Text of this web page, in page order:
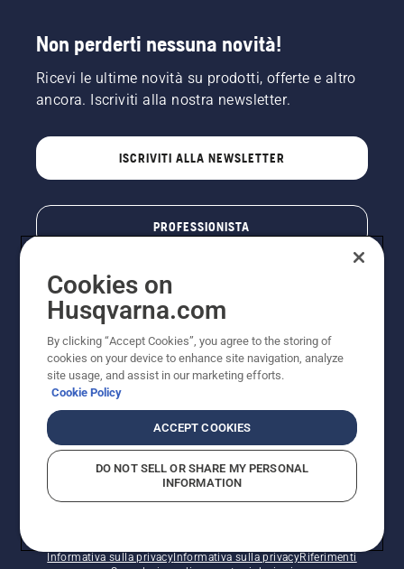
Non perderti nessuna novità!
Ricevi le ultime novità su prodotti, offerte e altro
ancora. Iscriviti alla nostra newsletter.
ISCRIVITI ALLA NEWSLETTER
PROFESSIONISTA
© Husqvarna AB (publ). Tutti i diritti riservati. I prezzi
pubblicati si intendono raccomandati e arrotondati, non
impegnativi, comprensivi di I.V.A. vigente. FERCAD SpA
- Via Retrone, 49 - 36077 Altavilla Vic. (VI) - Capitale
Sociale € 2.000.000 int. vers. P.I. e C.F. 01252490246 -
Informativa sulla privacy Informativa sulla privacyRiferimenti
Cookies on
Husqvarna.com
By clicking “Accept Cookies”, you agree to the storing of
cookies on your device to enhance site navigation, analyze
site usage, and assist in our marketing efforts.
Cookie Policy
ACCEPT COOKIES
DO NOT SELL OR SHARE MY PERSONAL
INFORMATION